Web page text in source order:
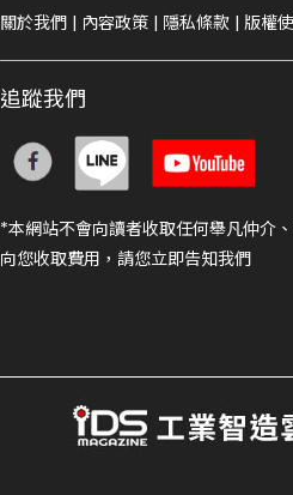
關於我們 | 內容政策 | 隱私條款 | 版權
追蹤我們
*本網站不會向讀者收取任何舉凡仲介
向您收取費用，請您立即告知我們